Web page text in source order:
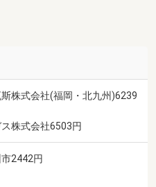
株式会社(福岡・北九州)6239
株式会社6503円
2442円